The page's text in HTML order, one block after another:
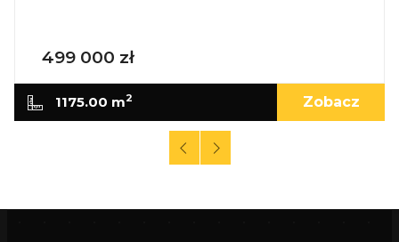
499 000 zł
1175.00 m2 Zobacz